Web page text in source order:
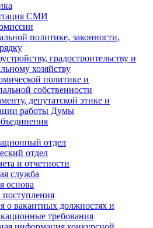
СМИ
политике, законности,
градостроительству и
хозяйству
политике и
собственности
депутатской этике и
работы Думы
отдел
отдел
и отчетности
служба
основа
о вакантных должностях и
требования